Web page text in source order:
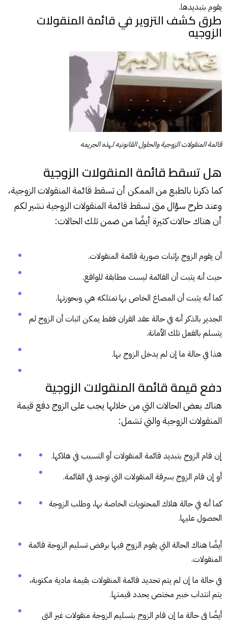
يقوم بتبديدها.
طرق كشف التزوير في قائمة المنقولات
الزوجيه
قائمة المنقولات الزوجية والحلول القانونيه لهذه الجريمه
هل تسقط قائمة المنقولات الزوجية
كما ذكرنا بالطبع من الممكن أن تسقط قائمة المنقولات الزوجية،
وعند طرح سؤال متى تسقط قائمة المنقولات الزوجية نشير لكم
أن هناك حالات كثيرة أيضًا من ضمن تلك الحالات:
أن يقوم الزوج بإثبات صورية قائمة المنقولات.
حيث أنه يثبت أن القائمة ليست مطابقة للواقع.
كما أنه يثبت أن المصاغ الخاص بها تمتلكه هي وبحوزتها.
الجدير بالذكر أنه في حالة عقد القران فقط يمكن اثبات أن الزوج لم
يتسلم بالفعل تلك الأمانة.
هذا في حالة ما إن لم يدخل الزوج بها.
دفع قيمة قائمة المنقولات الزوجية
هناك بعض الحالات التي من خلالها يجب على الزوج دفع قيمة
المنقولات الزوجية والتي تشمل:
إن قام الزوج بتبديد قائمة المنقولات أو التسبب في هلاكها.
أو إن قام الزوج بسرقة المنقولات التي توجد في القائمة.
كما أنه في حالة هلاك المحتويات الخاصة بها، وطلب الزوجة
الحصول عليها.
أيضًا هناك الحالة التي يقوم الزوج فيها برفض تسليم الزوجة قائمة
المنقولات.
في حالة ما إن لم يتم تحديد قائمة المنقولات بقيمة مادية مكتوبة،
يتم انتداب خبير مختص يحدد قيمتها.
أيضًا في حالة ما إن قام الزوج بتسليم الزوجة منقولات غير التي